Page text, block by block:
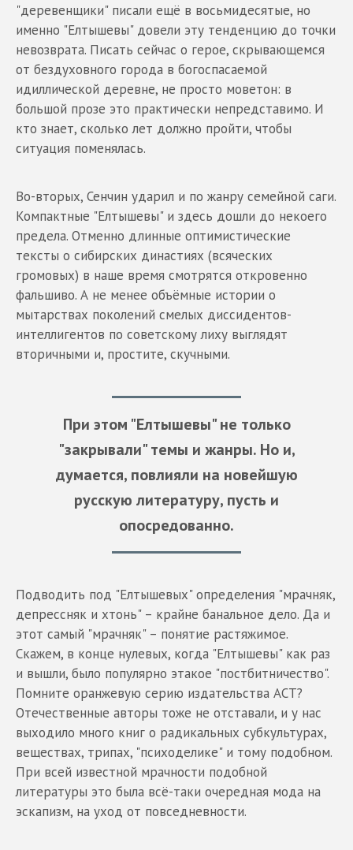
"деревенщики" писали ещё в восьмидесятые, но
именно "Елтышевы" довели эту тенденцию до точки
невозврата. Писать сейчас о герое, скрывающемся
от бездуховного города в богоспасаемой
идиллической деревне, не просто моветон: в
большой прозе это практически непредставимо. И
кто знает, сколько лет должно пройти, чтобы
ситуация поменялась.
Во-вторых, Сенчин ударил и по жанру семейной саги.
Компактные "Елтышевы" и здесь дошли до некоего
предела. Отменно длинные оптимистические
тексты о сибирских династиях (всяческих
громовых) в наше время смотрятся откровенно
фальшиво. А не менее объёмные истории о
мытарствах поколений смелых диссидентов-
интеллигентов по советскому лиху выглядят
вторичными и, простите, скучными.
При этом "Елтышевы" не только
"закрывали" темы и жанры. Но и,
думается, повлияли на новейшую
русскую литературу, пусть и
опосредованно.
Подводить под "Елтышевых" определения "мрачняк,
депрессняк и хтонь" – крайне банальное дело. Да и
этот самый "мрачняк" – понятие растяжимое.
Скажем, в конце нулевых, когда "Елтышевы" как раз
и вышли, было популярно этакое "постбитничество".
Помните оранжевую серию издательства АСТ?
Отечественные авторы тоже не отставали, и у нас
выходило много книг о радикальных субкультурах,
веществах, трипах, "психоделике" и тому подобном.
При всей известной мрачности подобной
литературы это была всё-таки очередная мода на
эскапизм, на уход от повседневности.